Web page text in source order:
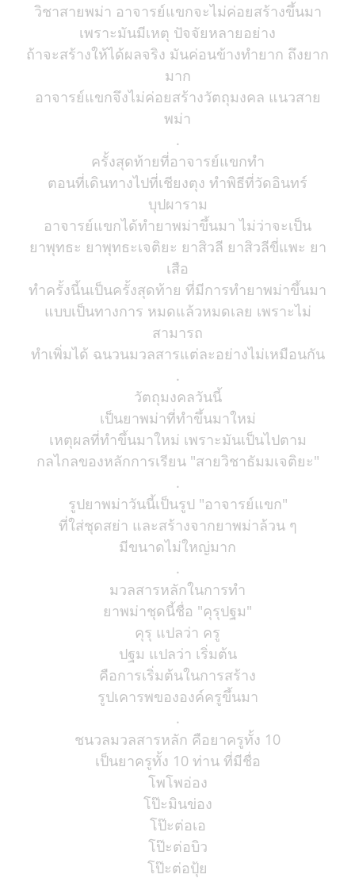
วิชาสายพม่า อาจารย์แขกจะไม่ค่อยสร้างขึ้นมา
เพราะมันมีเหตุ ปัจจัยหลายอย่าง
ถ้าจะสร้างให้ได้ผลจริง มันค่อนข้างทำยาก ถึงยาก
มาก
อาจารย์แขกจึงไม่ค่อยสร้างวัตถุมงคล แนวสาย
พม่า
.
ครั้งสุดท้ายที่อาจารย์แขกทำ
ตอนที่เดินทางไปที่เชียงตุง ทำพิธีที่วัดอินทร์
บุปผาราม
อาจารย์แขกได้ทำยาพม่าขึ้นมา ไม่ว่าจะเป็น
ยาพุทธะ ยาพุทธะเจติยะ ยาสิวลี ยาสิวลีขี่แพะ ยา
เสือ
ทำครั้งนี้นเป็นครั้งสุดท้าย ที่มีการทำยาพม่าขึ้นมา
แบบเป็นทางการ หมดแล้วหมดเลย เพราะไม่
สามารถ
ทำเพิ่มได้ ฉนวนมวลสารแต่ละอย่างไม่เหมือนกัน
.
วัตถุมงคลวันนี้
เป็นยาพม่าที่ทำขึ้นมาใหม่
เหตุผลที่ทำขึ้นมาใหม่ เพราะมันเป็นไปตาม
กลไกลของหลักการเรียน "สายวิชาธัมมเจติยะ"
.
รูปยาพม่าวันนี้เป็นรูป "อาจารย์แขก"
ที่ใส่ชุดสย่า และสร้างจากยาพม่าล้วน ๆ
มีขนาดไม่ใหญ่มาก
.
มวลสารหลักในการทำ
ยาพม่าชุดนี้ชื่อ "คุรุปฐม"
คุรุ แปลว่า ครู
ปฐม แปลว่า เริ่มต้น
คือการเริ่มต้นในการสร้าง
รูปเคารพขององค์ครูขึ้นมา
.
ชนวลมวลสารหลัก คือยาครูทั้ง 10
เป็นยาครูทั้ง 10 ท่าน ที่มีชื่อ
โพโพอ่อง
โป๊ะมินข่อง
โป๊ะต่อเอ
โป๊ะต่อบิว
โป๊ะต่อปุ้ย